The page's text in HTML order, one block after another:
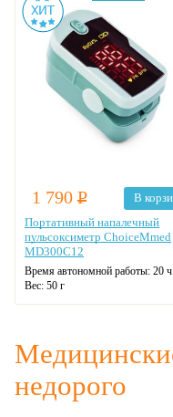
1 790 Р
В
Портативный напалечный
пульсоксиметр ChoiceMmed
MD300C12
Время автономной работы: 20 ч
Вес: 50 г
недорого